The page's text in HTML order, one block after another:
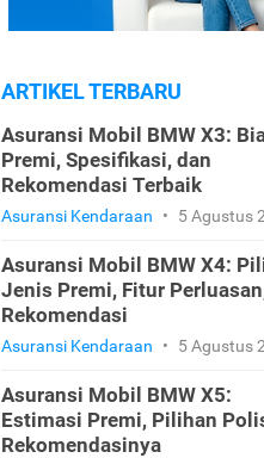
ARTIKEL TERBARU
Asuransi Mobil BMW X3:
Premi, Spesifikasi, dan
Rekomendasi Terbaik
Asuransi Kendaraan • 5 Agustus
Asuransi Mobil BMW X4:
Jenis Premi, Fitur
Rekomendasi
Asuransi Kendaraan • 5 Agustus
Asuransi Mobil BMW X5:
Estimasi Premi, Pilihan
Rekomendasinya